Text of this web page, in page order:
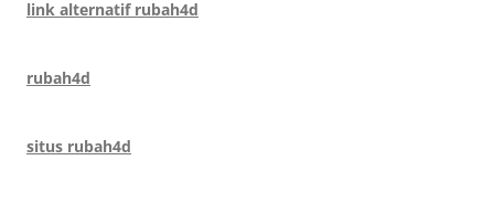
link alternatif rubah4d
rubah4d
situs rubah4d